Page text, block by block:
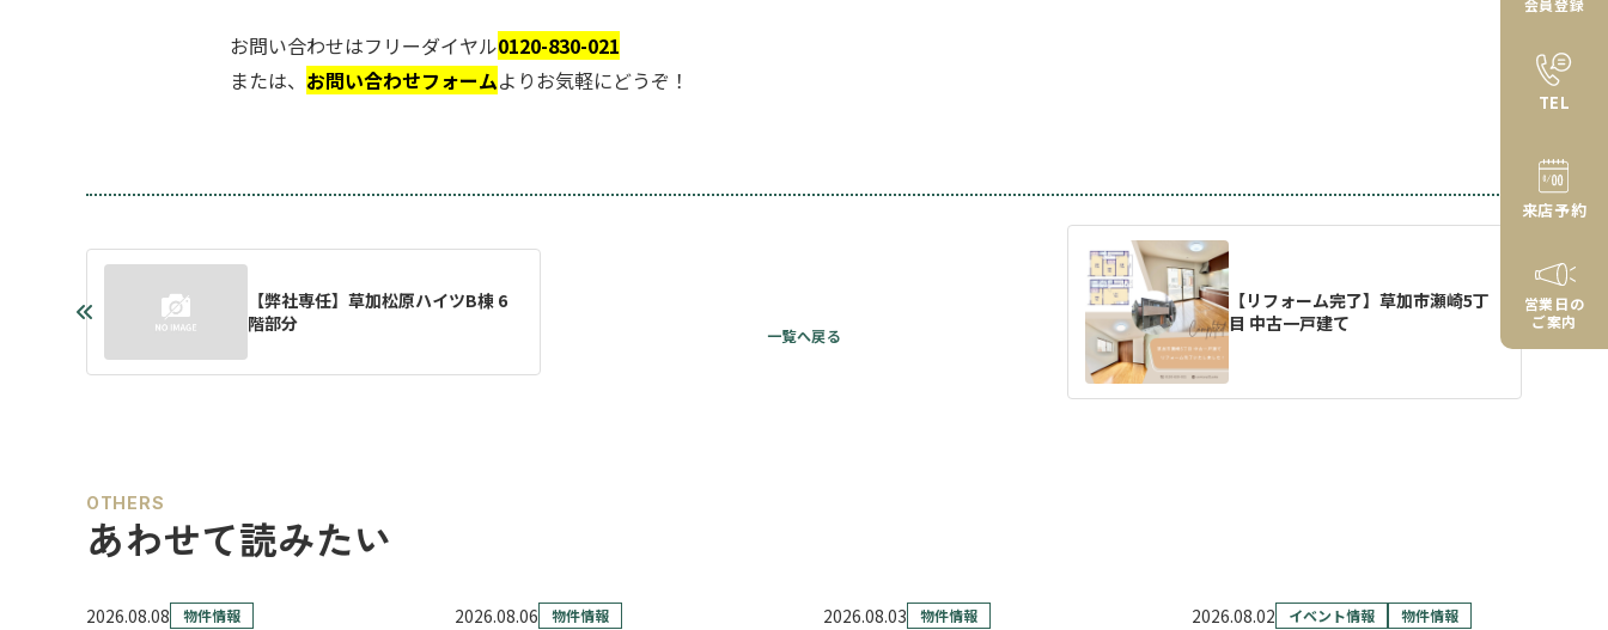
お問い合わせはフリーダイヤル0120-830-021
または、 お問い合わせフォームよりお気軽にどうぞ！
【弊社専任】草加松原ハイツB棟 6
階部分
【リフォーム完了】草加市瀬崎5丁
目 中古一戸建て
OTHERS
あわせて読みたい
2026.08.08 物件情報 2026.08.06 物件情報 2026.08.03 物件情報 2026.08.02 イベント情報 物件情報
TEL
来店予約
営業日の
ご案内